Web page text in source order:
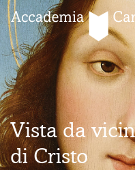
Salta
al
contenuto
Vista da
di Cristo